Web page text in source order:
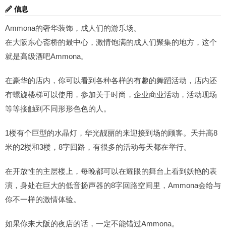
信息
Ammona的奢华装饰，成人们的游乐场。
在大阪东心斋桥的最中心，激情饱满的成人们聚集的地方，这个
就是高级酒吧Ammona。
在豪华的店内，你可以看到各种各样的有趣的舞蹈活动，店内还
有螺旋楼梯可以使用，参加关于时尚，企业商业活动，活动现场
等等接触到不同形形色色的人。
1楼有个巨型的水晶灯，华光靓丽的来迎接到场的顾客。天井高8
米的2楼和3楼，8字回路，有很多的活动每天都在举行。
在开放性的主层楼上，每晚都可以在耀眼的舞台上看到妖艳的表
演，身处在巨大的低音扬声器的8字回路空间里，Ammona会给与
你不一样的激情体验。
如果你来大阪的夜店的话，一定不能错过Ammona。